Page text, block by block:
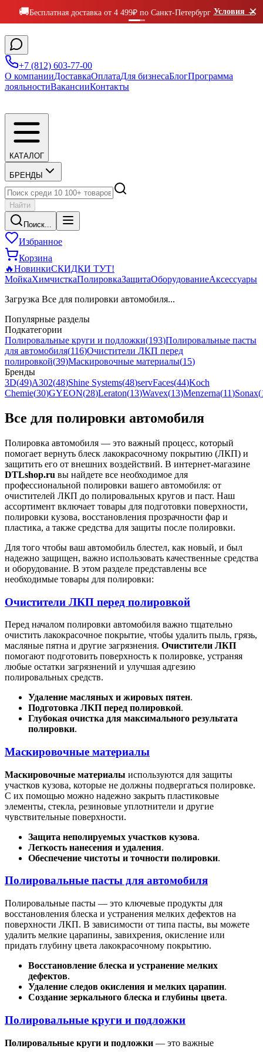
🚚Бесплатная доставка от 4 499₽ по Санкт-Петербург Условия →
×
+7 (812) 603-77-00
О компанииДоставкаОплатаДля бизнесаБлогПрограмма
лояльностиВакансииКонтакты
КАТАЛОГ
БРЕНДЫ
Найти
Поиск...
Избранное
Корзина
🔥НовинкиСКИДКИ ТУТ!
МойкаХимчисткаПолировкаЗащитаОборудованиеАксессуары
Загрузка Все для полировки автомобиля...
Популярные разделы
Подкатегории
Полировальные круги и подложки(193)Полировальные пасты
для автомобиля(116)Очистители ЛКП перед
полировкой(39)Маскировочные материалы(15)
Бренды
3D(49)A302(48)Shine Systems(48)servFaces(44)Koch
Chemie(30)GYEON(28)Leraton(13)Wavex(13)Menzerna(11)Sonax(
Все для полировки автомобиля
Полировка автомобиля — это важный процесс, который
помогает вернуть блеск лакокрасочному покрытию (ЛКП) и
защитить его от внешних воздействий. В интернет-магазине
DTLshop.ru вы найдете все необходимое для
профессиональной полировки вашего автомобиля: от
очистителей ЛКП до полировальных кругов и паст. Наш
ассортимент включает товары для подготовки поверхности,
полировки кузова, восстановления прозрачности фар и
пластика, а также средства для защиты после полировки.
Для того чтобы ваш автомобиль блестел, как новый, и был
надежно защищен, важно использовать качественные средства
и оборудование. В этом разделе представлены все
необходимые товары для полировки:
Очистители ЛКП перед полировкой
Перед началом полировки автомобиля важно тщательно
очистить лакокрасочное покрытие, чтобы удалить пыль, грязь,
масляные пятна и другие загрязнения. Очистители ЛКП
помогают подготовить поверхность к полировке, устраняя
любые остатки загрязнений и улучшая адгезию
полировальных средств.
Удаление масляных и жировых пятен.
Подготовка ЛКП перед полировкой.
Глубокая очистка для максимального результата
полировки.
Маскировочные материалы
Маскировочные материалы используются для защиты
участков кузова, которые не должны подвергаться полировке.
С их помощью можно надежно закрыть пластиковые
элементы, стекла, резиновые уплотнители и другие
чувствительные поверхности.
Защита неполируемых участков кузова.
Легкость нанесения и удаления.
Обеспечение чистоты и точности полировки.
Полировальные пасты для автомобиля
Полировальные пасты — это ключевые продукты для
восстановления блеска и устранения мелких дефектов на
поверхности ЛКП. В зависимости от типа пасты, вы можете
удалить мелкие царапины, завихрения, окисление или
придать глубину цвета лакокрасочному покрытию.
Восстановление блеска и устранение мелких
дефектов.
Удаление следов окисления и мелких царапин.
Создание зеркального блеска и глубины цвета.
Полировальные круги и подложки
Полировальные круги и подложки — это важные